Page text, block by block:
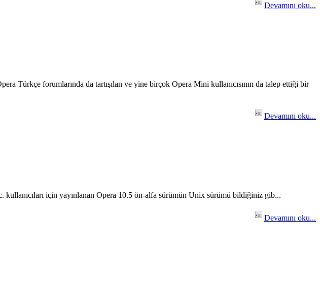
Devamını oku...
Türkçe forumlarında da tartışılan ve yine birçok Opera Mini kullanıcısının da talep ettiği bir
Devamını oku...
için yayınlanan Opera 10.5 ön-alfa sürümün Unix sürümü bildiğiniz gib...
Devamını oku...